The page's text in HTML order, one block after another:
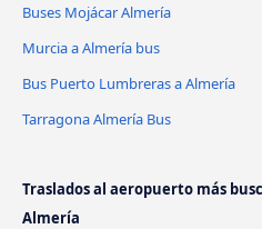
Buses Mojácar Almería
Murcia a Almería bus
Bus Puerto Lumbreras a Almería
Tarragona Almería Bus
Traslados al aeropuerto más
Almería